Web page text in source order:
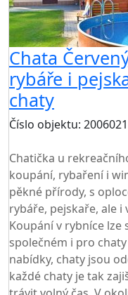
Chata
rybáře i
chaty
Číslo objektu: 2006021
Chatička u
koupání, rybaření i
pěkné přírody, s
rybáře, pejskaře, ale i
Koupání v rybníce lze
společném i pro chaty
nabídky, chaty jsou
každé chaty je tak